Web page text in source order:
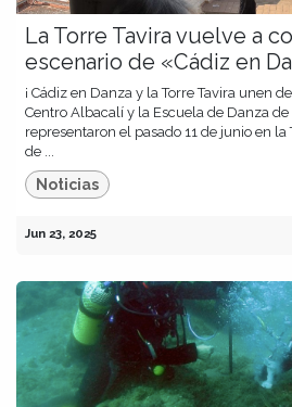
La Torre Tavira vuelve a
escenario de «Cádiz en
¡ Cádiz en Danza y la Torre Tavira unen
Centro Albacalí y la Escuela de Danza
representaron el pasado 11 de junio en
de ...
Noticias
Jun 23, 2025